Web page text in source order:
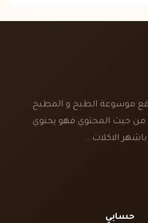
موسوعة الطبخ و المطبخ
من حيث المحتوي فهو يحتوي
الاكلات...
حسابي